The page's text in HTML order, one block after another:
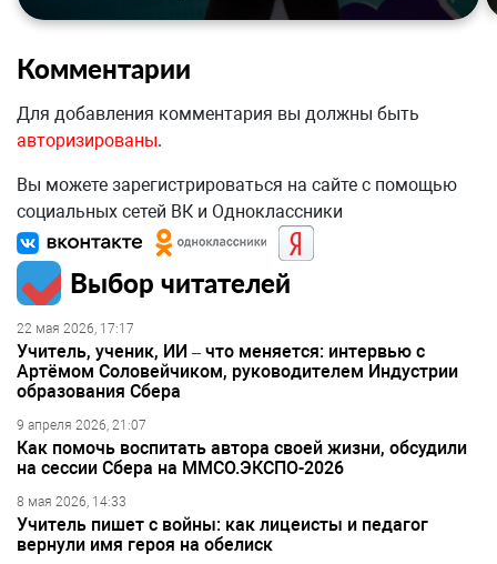
Комментарии
Для добавления комментария вы должны быть
авторизированы.
Вы можете зарегистрироваться на сайте с помощью
социальных сетей ВК и Одноклассники
Выбор читателей
22 мая 2026, 17:17
Учитель, ученик, ИИ – что меняется: интервью с
Артёмом Соловейчиком, руководителем Индустрии
образования Сбера
9 апреля 2026, 21:07
Как помочь воспитать автора своей жизни, обсудили
на сессии Сбера на ММСО.ЭКСПО-2026
8 мая 2026, 14:33
Учитель пишет с войны: как лицеисты и педагог
вернули имя героя на обелиск